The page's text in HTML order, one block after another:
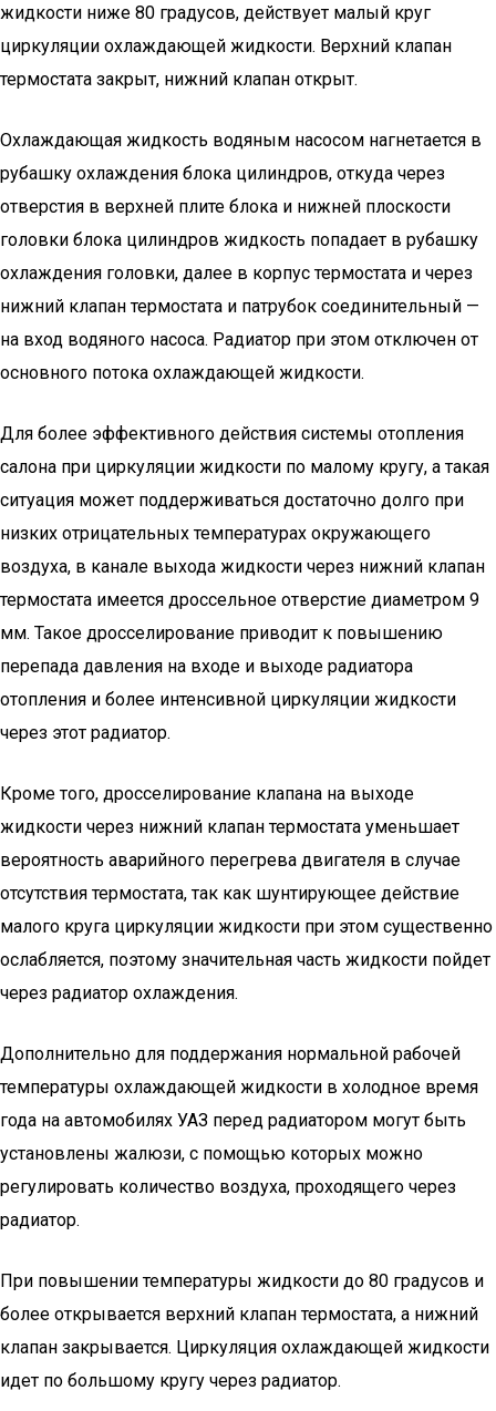
жидкости ниже 80 градусов, действует малый круг
циркуляции охлаждающей жидкости. Верхний клапан
термостата закрыт, нижний клапан открыт.
Охлаждающая жидкость водяным насосом нагнетается в
рубашку охлаждения блока цилиндров, откуда через
отверстия в верхней плите блока и нижней плоскости
головки блока цилиндров жидкость попадает в рубашку
охлаждения головки, далее в корпус термостата и через
нижний клапан термостата и патрубок соединительный —
на вход водяного насоса. Радиатор при этом отключен от
основного потока охлаждающей жидкости.
Для более эффективного действия системы отопления
салона при циркуляции жидкости по малому кругу, а такая
ситуация может поддерживаться достаточно долго при
низких отрицательных температурах окружающего
воздуха, в канале выхода жидкости через нижний клапан
термостата имеется дроссельное отверстие диаметром 9
мм. Такое дросселирование приводит к повышению
перепада давления на входе и выходе радиатора
отопления и более интенсивной циркуляции жидкости
через этот радиатор.
Кроме того, дросселирование клапана на выходе
жидкости через нижний клапан термостата уменьшает
вероятность аварийного перегрева двигателя в случае
отсутствия термостата, так как шунтирующее действие
малого круга циркуляции жидкости при этом существенно
ослабляется, поэтому значительная часть жидкости пойдет
через радиатор охлаждения.
Дополнительно для поддержания нормальной рабочей
температуры охлаждающей жидкости в холодное время
года на автомобилях УАЗ перед радиатором могут быть
установлены жалюзи, с помощью которых можно
регулировать количество воздуха, проходящего через
радиатор.
При повышении температуры жидкости до 80 градусов и
более открывается верхний клапан термостата, а нижний
клапан закрывается. Циркуляция охлаждающей жидкости
идет по большому кругу через радиатор.